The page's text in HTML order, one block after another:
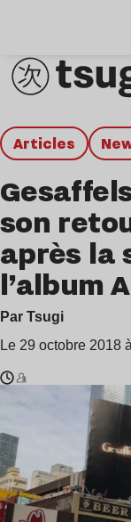
Articles
son
après la
l’album
Par Tsugi
Le 29 octobre 2018
lecture
:
2
min
Gesaffelstein